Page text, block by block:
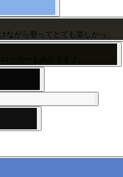
を買って良かった。かなり足場が悪いです。 でも皆で声をかけながら登ってとても楽しかっ…